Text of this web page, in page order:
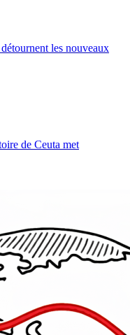
les nouveaux
de Ceuta met